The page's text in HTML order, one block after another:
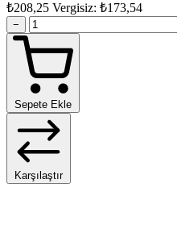
₺208,25 Vergisiz: ₺173,54
−
Sepete Ekle
Karşılaştır